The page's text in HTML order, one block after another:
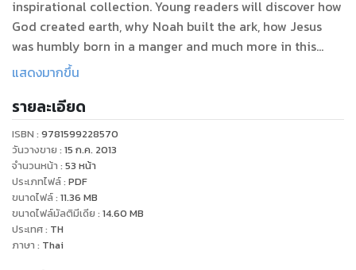
inspirational collection. Young readers will discover how
God created earth, why Noah built the ark, how Jesus
was humbly born in a manger and much more in this
grand collection of over captivating 10 stories.
แสดงมากขึ้น
รายละเอียด
ISBN : 9781599228570
วันวางขาย : 15 ก.ค. 2013
จำนวนหน้า : 53 หน้า
ประเภทไฟล์: PDF
ขนาดไฟล์: 11.36 MB
ขนาดไฟล์มัลติมีเดีย : 14.60 MB
ประเทศ: TH
ภาษา : Thai